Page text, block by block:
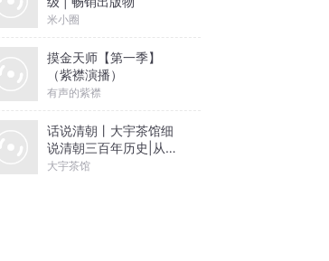
米小圈
摸金天师【第一季】
（紫襟演播）
有声的紫襟
话说清朝丨大宇茶馆细
说清朝三百年历史|从努
尔哈赤到末代皇帝溥仪|
大宇茶馆